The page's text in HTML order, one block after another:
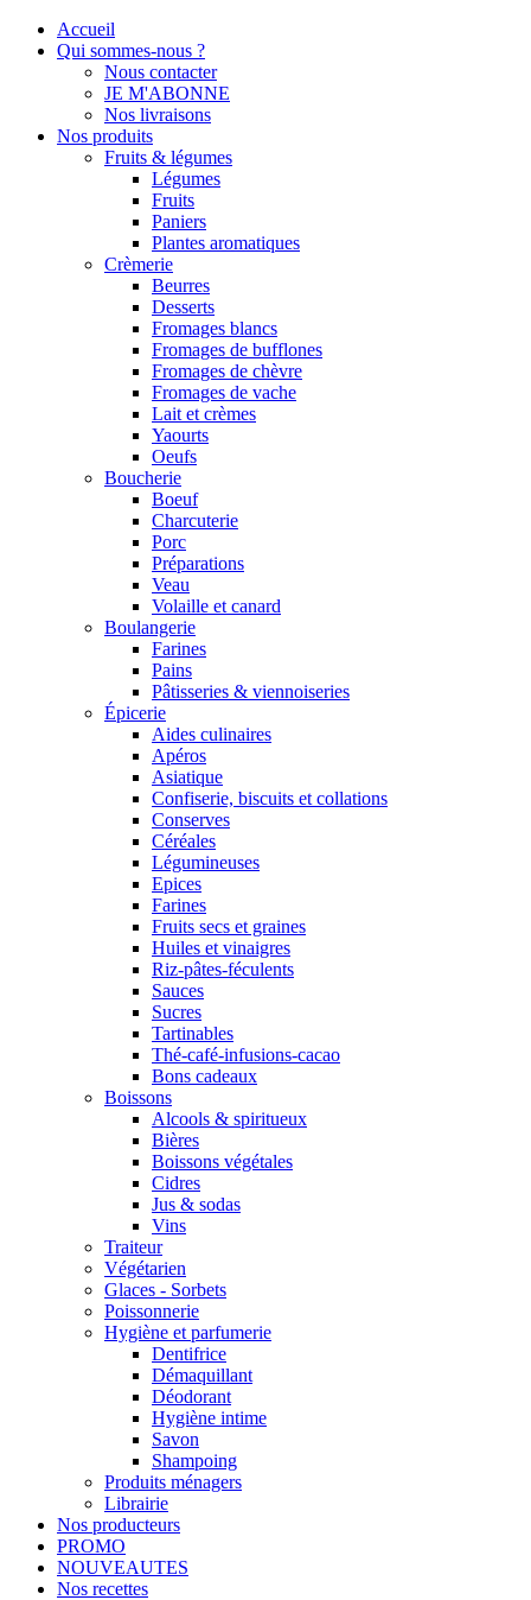
Accueil
Qui sommes-nous ?
Nous contacter
JE M'ABONNE
Nos livraisons
Nos produits
Fruits & légumes
Légumes
Fruits
Paniers
Plantes aromatiques
Crèmerie
Beurres
Desserts
Fromages blancs
Fromages de bufflones
Fromages de chèvre
Fromages de vache
Lait et crèmes
Yaourts
Oeufs
Boucherie
Boeuf
Charcuterie
Porc
Préparations
Veau
Volaille et canard
Boulangerie
Farines
Pains
Pâtisseries & viennoiseries
Épicerie
Aides culinaires
Apéros
Asiatique
Confiserie, biscuits et collations
Conserves
Céréales
Légumineuses
Epices
Farines
Fruits secs et graines
Huiles et vinaigres
Riz-pâtes-féculents
Sauces
Sucres
Tartinables
Thé-café-infusions-cacao
Bons cadeaux
Boissons
Alcools & spiritueux
Bières
Boissons végétales
Cidres
Jus & sodas
Vins
Traiteur
Végétarien
Glaces - Sorbets
Poissonnerie
Hygiène et parfumerie
Dentifrice
Démaquillant
Déodorant
Hygiène intime
Savon
Shampoing
Produits ménagers
Librairie
Nos producteurs
PROMO
NOUVEAUTES
Nos recettes